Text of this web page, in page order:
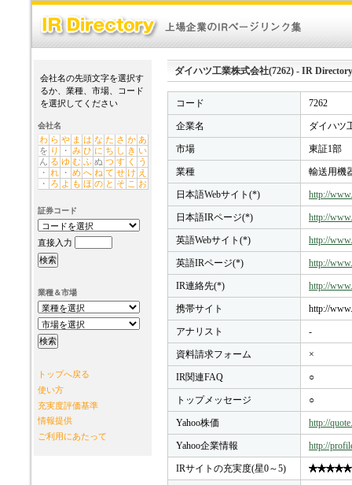
会社名の先頭文字を選択す
るか、業種、市場、コード
を選択してください
会社名
わ ら や ま は な た さ か あ
を り ・ み ひ に ち し き い
ん る ゆ む ふ ぬ つ す く
う
・ れ ・ め へ ね て せ け え
・
ろ よ も ほ の と そ こ お
証券コード
直接入力
業種＆市場
トップへ戻る
使い方
充実度評価基準
情報提供
ご利用にあたって
ダイハツ工業株式会社(7262) - IR Directory
コード 7262
企業名 ダイハツ
市場 東証1部
業種 輸送用機
日本語Webサイト(*) http://
日本語IRページ(*) http://
英語Webサイト(*) http://
英語IRページ(*) http://
IR連絡先(*) http://
携帯サイト http://
アナリスト -
資料請求フォーム ×
IR関連FAQ ○
トップメッセージ ○
Yahoo株価 http://
Yahoo企業情報 http://
IRサイトの充実度(星0～5)